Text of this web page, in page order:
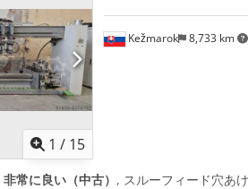
1 / 15
Kežmarok 8,733 km
非常に良い（中古） , スルーフィード穴あ